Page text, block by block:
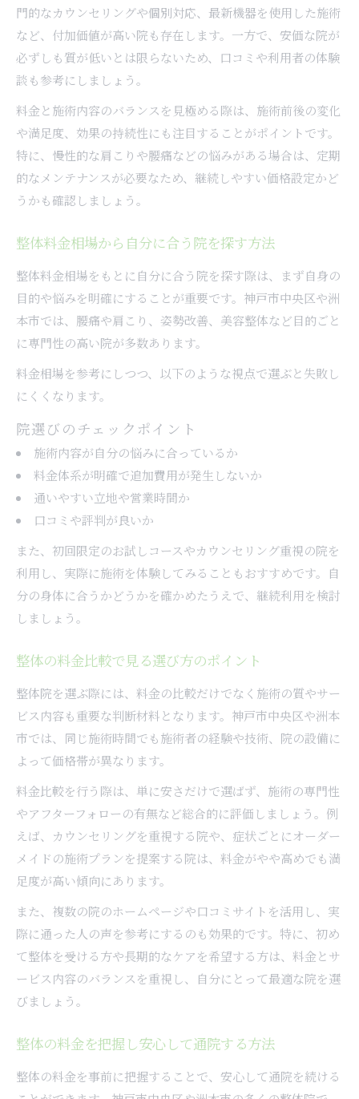
門的なカウンセリングや個別対応、最新機器を使用した施術
など、付加価値が高い院も存在します。一方で、安価な院が
必ずしも質が低いとは限らないため、口コミや利用者の体験
談も参考にしましょう。
料金と施術内容のバランスを見極める際は、施術前後の変化
や満足度、効果の持続性にも注目することがポイントです。
特に、慢性的な肩こりや腰痛などの悩みがある場合は、定期
的なメンテナンスが必要なため、継続しやすい価格設定かど
うかも確認しましょう。
整体料金相場から自分に合う院を探す方法
整体料金相場をもとに自分に合う院を探す際は、まず自身の
目的や悩みを明確にすることが重要です。神戸市中央区や洲
本市では、腰痛や肩こり、姿勢改善、美容整体など目的ごと
に専門性の高い院が多数あります。
料金相場を参考にしつつ、以下のような視点で選ぶと失敗し
にくくなります。
院選びのチェックポイント
施術内容が自分の悩みに合っているか
料金体系が明確で追加費用が発生しないか
通いやすい立地や営業時間か
口コミや評判が良いか
また、初回限定のお試しコースやカウンセリング重視の院を
利用し、実際に施術を体験してみることもおすすめです。自
分の身体に合うかどうかを確かめたうえで、継続利用を検討
しましょう。
整体の料金比較で見る選び方のポイント
整体院を選ぶ際には、料金の比較だけでなく施術の質やサー
ビス内容も重要な判断材料となります。神戸市中央区や洲本
市では、同じ施術時間でも施術者の経験や技術、院の設備に
よって価格帯が異なります。
料金比較を行う際は、単に安さだけで選ばず、施術の専門性
やアフターフォローの有無など総合的に評価しましょう。例
えば、カウンセリングを重視する院や、症状ごとにオーダー
メイドの施術プランを提案する院は、料金がやや高めでも満
足度が高い傾向にあります。
また、複数の院のホームページや口コミサイトを活用し、実
際に通った人の声を参考にするのも効果的です。特に、初め
て整体を受ける方や長期的なケアを希望する方は、料金とサ
ービス内容のバランスを重視し、自分にとって最適な院を選
びましょう。
整体の料金を把握し安心して通院する方法
整体の料金を事前に把握することで、安心して通院を続ける